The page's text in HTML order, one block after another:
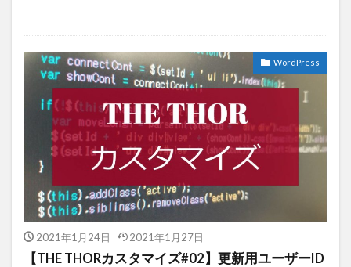
WordPress
2021年1月24日 2021年1月27日
【THE THORカスタマイズ#02】更新用ユーザーID